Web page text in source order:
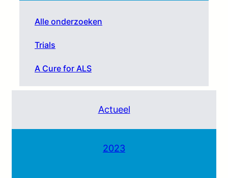
Alle onderzoeken
Trials
A Cure for ALS
Actueel
2023